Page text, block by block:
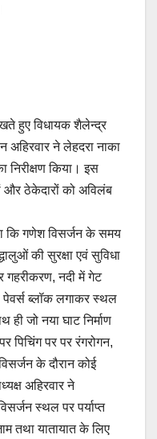
हुए विधायक शैलेन्द्र
अहिरवार ने लेहदरा नाका
निरीक्षण किया। इस
और ठेकेदारों को अविलंब
कि गणेश विसर्जन के समय
की सुरक्षा एवं सुविधा
गहरीकरण, नदी में गेट
पेवर्स ब्लॉक लगाकर स्थल
जो नया घाट निर्माण
पर पर रंगरोगन,
के दौरान कोई
अहिरवार ने
स्थल पर पर्याप्त
तथा यातायात के लिए